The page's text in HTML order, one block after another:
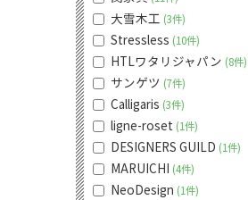
大雪木工 3件
Stressless 10件
HTLワタリジャパン 8件
サンゲツ 7件
Calligaris 3件
ligne-roset 1件
DESIGNERS GUILD 1件
MARUICHI 4件
NeoDesign 1件